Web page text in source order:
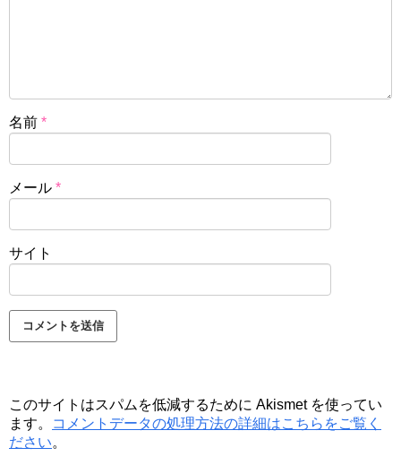
名前 *
メール *
サイト
このサイトはスパムを低減するために Akismet を使ってい
ます。
コメントデータの処理方法の詳細はこちらをご覧く
ださい。